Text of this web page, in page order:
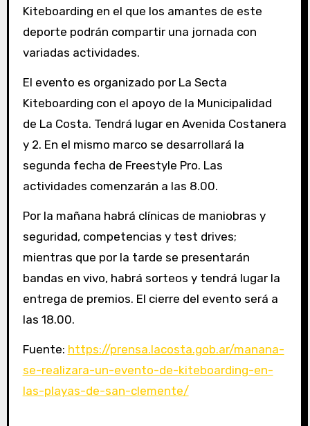
Kiteboarding en el que los amantes de este
deporte podrán compartir una jornada con
variadas actividades.
El evento es organizado por La Secta
Kiteboarding con el apoyo de la Municipalidad
de La Costa. Tendrá lugar en Avenida Costanera
y 2. En el mismo marco se desarrollará la
segunda fecha de Freestyle Pro. Las
actividades comenzarán a las 8.00.
Por la mañana habrá clínicas de maniobras y
seguridad, competencias y test drives;
mientras que por la tarde se presentarán
bandas en vivo, habrá sorteos y tendrá lugar la
entrega de premios. El cierre del evento será a
las 18.00.
Fuente: https://prensa.lacosta.gob.ar/manana-
se-realizara-un-evento-de-kiteboarding-en-
las-playas-de-san-clemente/